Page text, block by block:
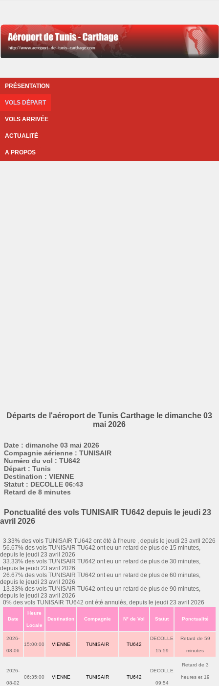
PRÉSENTATION
VOLS DÉPART
VOLS ARRIVÉE
ACTUALITÉ
A PROPOS
Départs de l'aéroport de Tunis Carthage le dimanche 03
mai 2026
Date : dimanche 03 mai 2026
Compagnie aérienne : TUNISAIR
Numéro du vol : TU642
Départ : Tunis
Destination : VIENNE
Statut : DECOLLE 06:43
Retard de 8 minutes
Ponctualité des vols TUNISAIR TU642 depuis le jeudi 23
avril 2026
3.33% des vols TUNISAIR TU642 ont été à l'heure , depuis le jeudi 23 avril 2026
56.67% des vols TUNISAIR TU642 ont eu un retard de plus de 15 minutes,
depuis le jeudi 23 avril 2026
33.33% des vols TUNISAIR TU642 ont eu un retard de plus de 30 minutes,
depuis le jeudi 23 avril 2026
26.67% des vols TUNISAIR TU642 ont eu un retard de plus de 60 minutes,
depuis le jeudi 23 avril 2026
13.33% des vols TUNISAIR TU642 ont eu un retard de plus de 90 minutes,
depuis le jeudi 23 avril 2026
0% des vols TUNISAIR TU642 ont été annulés, depuis le jeudi 23 avril 2026
Date
Heure
Locale
Destination Compagnie N° de Vol Statut Ponctualité
2026-
08-06
15:00:00 VIENNE TUNISAIR TU642
DECOLLE
15:59
Retard de 59
minutes
2026-
08-02
06:35:00 VIENNE TUNISAIR TU642
DECOLLE
09:54
Retard de 3
heures et 19